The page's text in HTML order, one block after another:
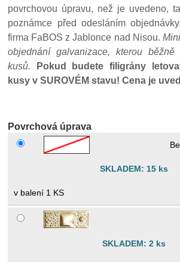
povrchovou úpravu, než je uvedeno,
poznámce před odesláním
firma FaBOS z Jablonce nad Nisou.
objednání galvanizace, kterou
kusů.
Pokud budete filigrány
kusy v SUROVÉM stavu! Cena je
Povrchová úprava
SKLADEM: 15 ks
1 KS
SKLADEM: 2 ks